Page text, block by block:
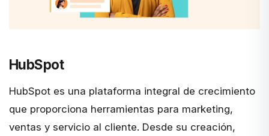
HubSpot
HubSpot es una plataforma integral de crecimiento
que proporciona herramientas para marketing,
ventas y servicio al cliente. Desde su creación,